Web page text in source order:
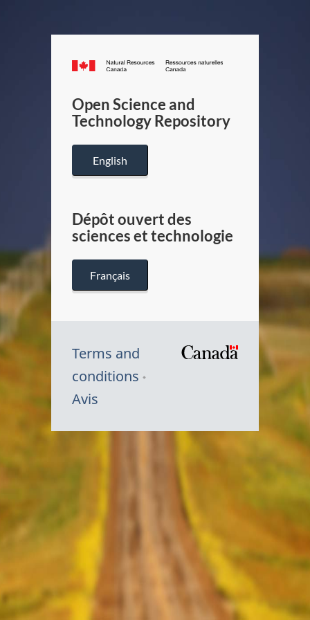
Canada.ca
/
Canada
Open Science and
Technology Repository
English
Dépôt ouvert des
sciences et technologie
Français
Terms and
conditions
Avis
Symbole
Canada